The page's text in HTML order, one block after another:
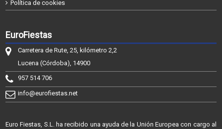
Política de cookies
EuroFiestas
Carretera de Rute, 25, kilómetro 2,2
Lucena (Córdoba), 14900
957 514 706
info@eurofiestas.net
Euro Fiestas, S.L. ha recibido una ayuda de la Unión Europea con cargo al